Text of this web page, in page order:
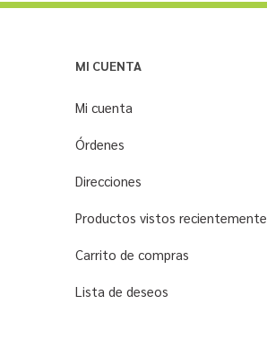
MI CUENTA
Mi cuenta
Órdenes
Direcciones
Productos vistos recientemente
Carrito de compras
Lista de deseos